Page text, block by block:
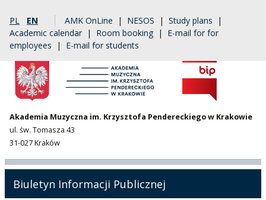
PL EN AMK OnLine | NESOS | Study plans |
Academic calendar | Room booking | E-mail for for
employees | E-mail for students
Akademia Muzyczna im. Krzysztofa Pendereckiego w Krakowie
ul. św. Tomasza 43
31-027 Kraków
Biuletyn Informacji Publicznej